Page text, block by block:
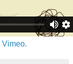
Vimeo.